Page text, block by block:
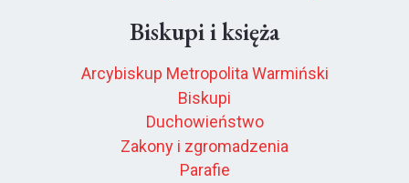
Biskupi i księża
Arcybiskup Metropolita Warmiński
Biskupi
Duchowieństwo
Zakony i zgromadzenia
Parafie